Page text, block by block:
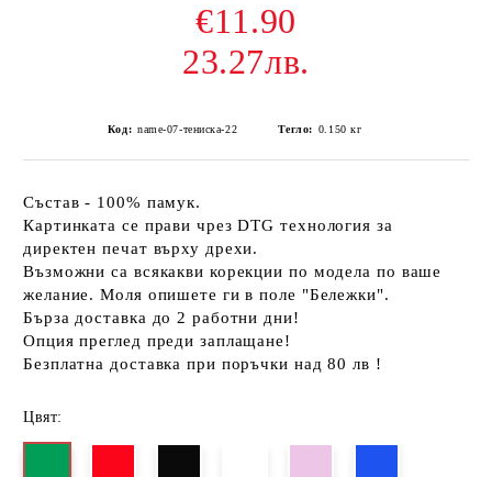
€11.90
23.27лв.
Код: name-07-тениска-22 Тегло: 0.150 кг
Състав - 100% памук.
Картинката се прави чрез DTG технология за
директен печат върху дрехи.
Възможни са всякакви корекции по модела по ваше
желание. Моля опишете ги в поле "Бележки".
Бърза доставка до 2 работни дни!
Опция преглед преди заплащане!
Безплатна доставка при поръчки над 80 лв !
Цвят: